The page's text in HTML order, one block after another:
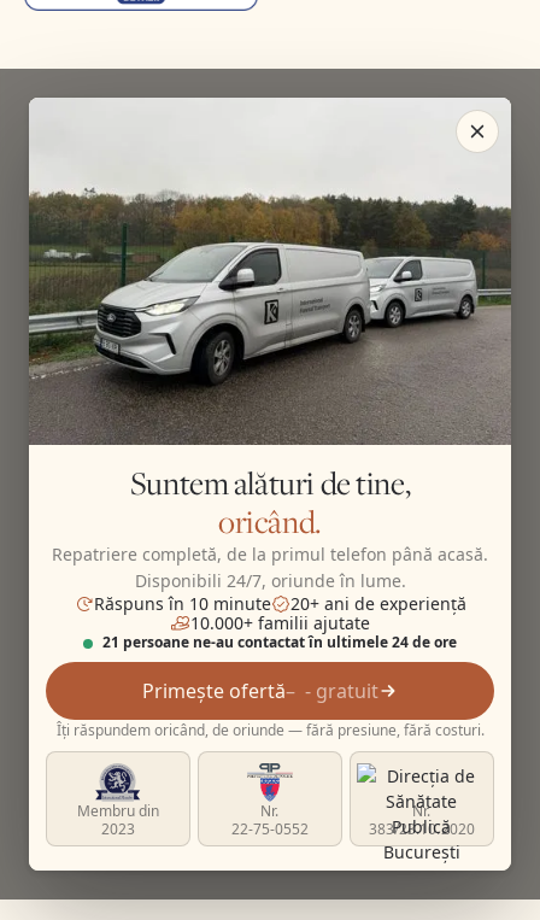
Suntem alături de tine,
oricând.
Repatriere completă, de la primul telefon până acasă.
Disponibili 24/7, oriunde în lume.
Răspuns în 10 minute
20+ ani de experiență
10.000+ familii ajutate
21 persoane ne-au contactat în ultimele 24 de ore
Primește ofertă - gratuit
Îți răspundem oricând, de oriunde — fără presiune, fără costuri.
Membru din
2023
Nr.
22-75-0552
Nr.
383/23.10.2020